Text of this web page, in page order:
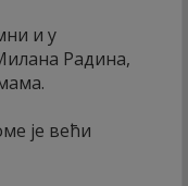
и у
Радина,
је већи